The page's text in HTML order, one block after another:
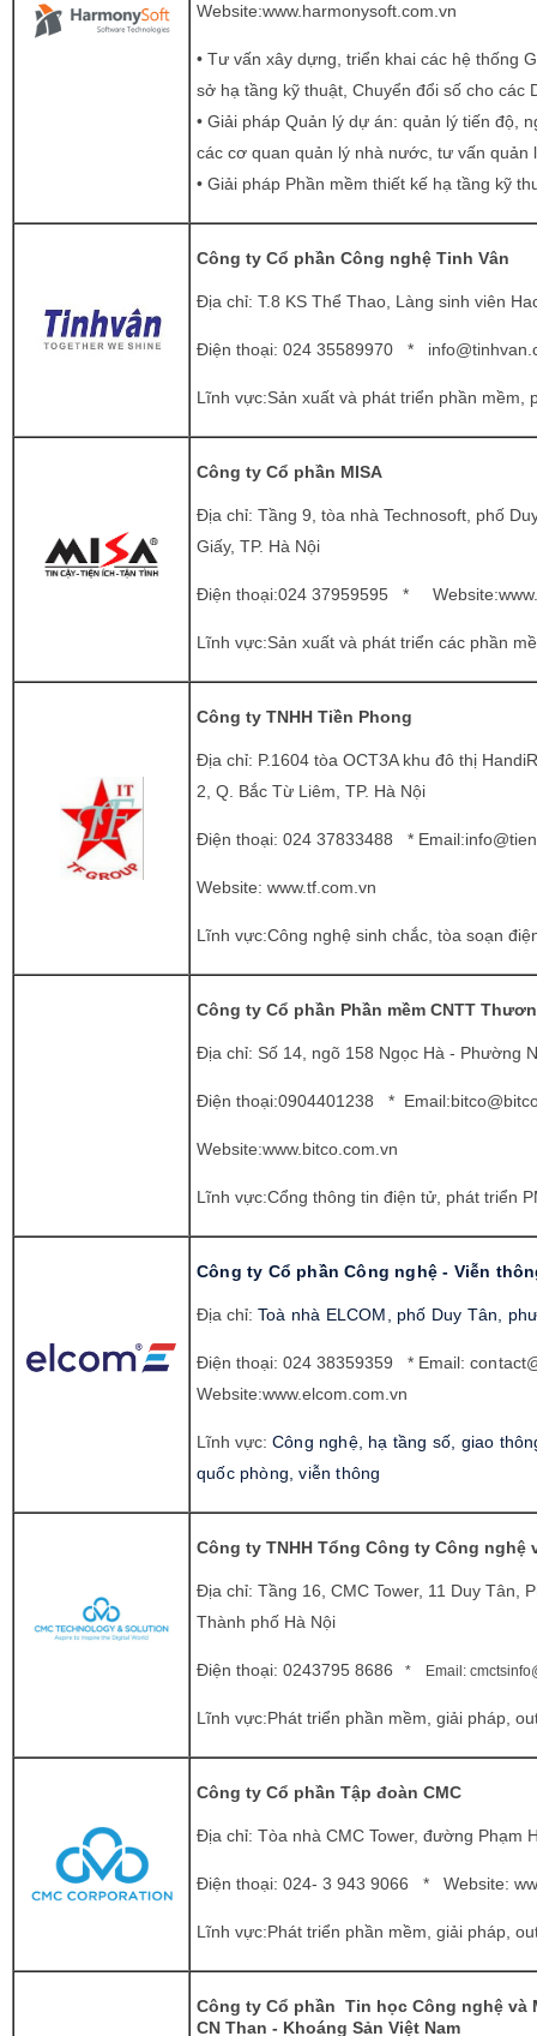
Website:www.harmonysoft.com.vn
• Tư vấn xây dựng, triển khai các hệ thống
sở hạ tầng kỹ thuật, Chuyển đổi số cho các
• Giải pháp Quản lý dự án: quản lý tiến độ,
các cơ quan quản lý nhà nước, tư vấn
• Giải pháp Phần mềm thiết kế hạ tầng kỹ
Công ty Cổ phần Công nghệ Tinh Vân
Địa chỉ: T.8 KS Thể Thao, Làng sinh viên
Điện thoại: 024 35589970 *
Lĩnh vực:Sản xuất và phát triển phần mềm,
Công ty Cổ phần MISA
Địa chỉ: Tầng 9, tòa nhà Technosoft, phố
Giấy, TP. Hà Nội
Điện thoại:024 37959595 * Website:
Lĩnh vực:Sản xuất và phát triển các phần
Công ty TNHH Tiền Phong
Địa chỉ: P.1604 tòa OCT3A khu đô thị
2, Q. Bắc Từ Liêm, TP. Hà Nội
Điện thoại: 024 37833488 * Email:
Website: www.tf.com.vn
Lĩnh vực:Công nghệ sinh chắc, tòa soạn
Công ty Cổ phần Phần mềm CNTT
Địa chỉ: Số 14, ngõ 158 Ngọc Hà - Phường
Điện thoại:0904401238 * Email:
Website:www.bitco.com.vn
Lĩnh vực:Cổng thông tin điện tử, phát triển
Công ty Cổ phần Công nghệ - Viễn
Địa chỉ: Toà nhà ELCOM, phố Duy Tân,
Điện thoại: 024 38359359 * Email:
Website:www.elcom.com.vn
Lĩnh vực: Công nghệ, hạ tầng số, giao
quốc phòng, viễn thông
Công ty TNHH Tổng Công ty Công nghệ
Địa chỉ: Tầng 16, CMC Tower, 11 Duy Tân,
Thành phố Hà Nội
Điện thoại: 0243795 8686 * Email:
Lĩnh vực:Phát triển phần mềm, giải pháp,
Công ty Cổ phần Tập đoàn CMC
Địa chỉ: Tòa nhà CMC Tower, đường Phạm
Điện thoại: 024- 3 943 9066 * Website:
Lĩnh vực:Phát triển phần mềm, giải pháp,
Công ty Cổ phần Tin học Công nghệ và
CN Than - Khoáng Sản Việt Nam